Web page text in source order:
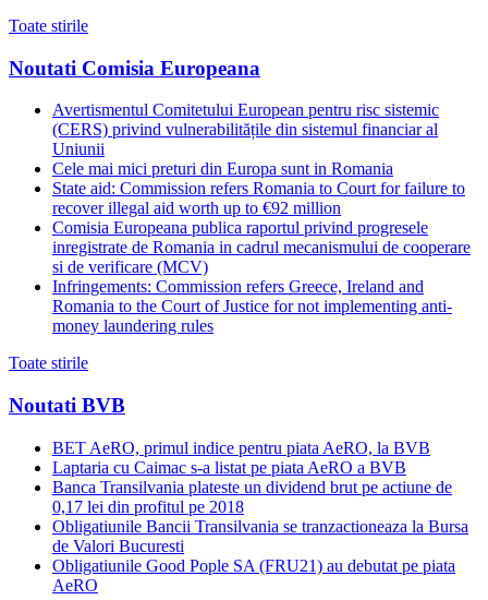
Toate stirile
Noutati Comisia Europeana
Avertismentul Comitetului European pentru risc sistemic
(CERS) privind vulnerabilitățile din sistemul financiar al
Uniunii
Cele mai mici preturi din Europa sunt in Romania
State aid: Commission refers Romania to Court for failure to
recover illegal aid worth up to €92 million
Comisia Europeana publica raportul privind progresele
inregistrate de Romania in cadrul mecanismului de cooperare
si de verificare (MCV)
Infringements: Commission refers Greece, Ireland and
Romania to the Court of Justice for not implementing anti-
money laundering rules
Toate stirile
Noutati BVB
BET AeRO, primul indice pentru piata AeRO, la BVB
Laptaria cu Caimac s-a listat pe piata AeRO a BVB
Banca Transilvania plateste un dividend brut pe actiune de
0,17 lei din profitul pe 2018
Obligatiunile Bancii Transilvania se tranzactioneaza la Bursa
de Valori Bucuresti
Obligatiunile Good Pople SA (FRU21) au debutat pe piata
AeRO